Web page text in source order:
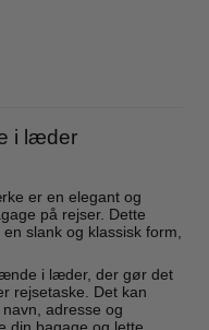
i læder
er en elegant og
på rejser. Dette
slank og klassisk form,
i læder, der gør det
rejsetaske. Det kan
adresse og